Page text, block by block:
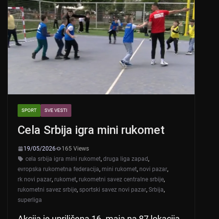
SPORT SVE VESTI
Cela Srbija igra mini rukomet
19/05/2026
165 Views
cela srbija igra mini rukomet, druga liga zapad,
evropska rukometna federacija, mini rukomet, novi pazar,
rk novi pazar, rukomet, rukometni savez centralne srbije,
rukometni savez srbije, sportski savez novi pazar, Srbija,
superliga